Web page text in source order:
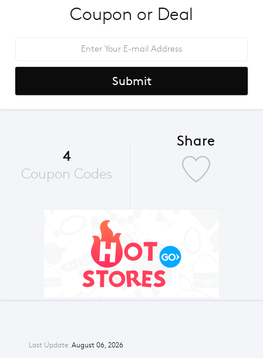
Last Update: August 06, 2026
Coupon or Deal
Submit
4
Coupon Codes
Share